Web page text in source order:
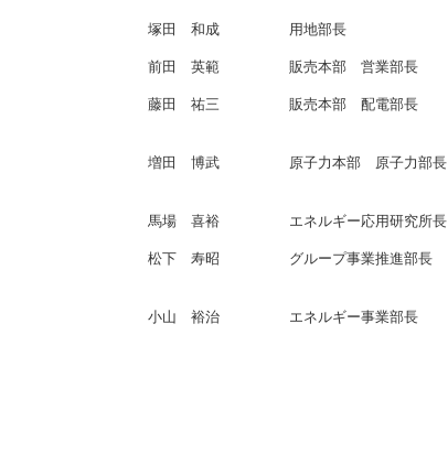
塚田 和成 用地部長
前田 英範 販売本部 営業部長
藤田 祐三 販売本部 配電部長
増田 博武 原子力本部 原子力部長
馬場 喜裕 エネルギー応用研究所長
松下 寿昭 グループ事業推進部長
小山 裕治 エネルギー事業部長